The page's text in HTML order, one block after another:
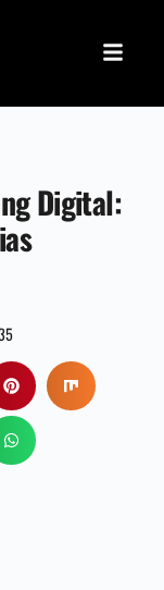
Digital: